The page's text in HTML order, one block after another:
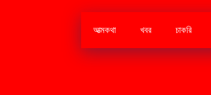
আত্মকথা খবর চাকরি